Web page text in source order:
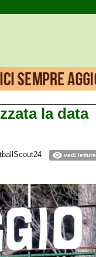
la data
vedi letture